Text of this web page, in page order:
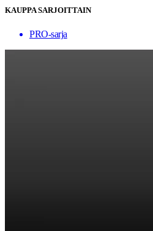
KAUPPA SARJOITTAIN
PRO-sarja